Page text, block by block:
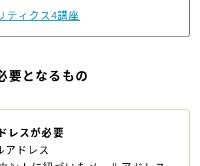
ティクス4講座
要となるもの
レスが必要
ドレス